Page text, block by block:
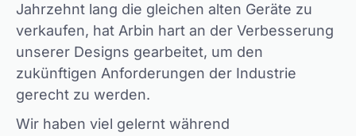
Jahrzehnt lang die gleichen alten Geräte zu
verkaufen, hat Arbin hart an der Verbesserung
unserer Designs gearbeitet, um den
zukünftigen Anforderungen der Industrie
gerecht zu werden.
Wir haben viel gelernt während